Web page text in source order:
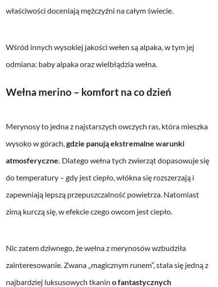
właściwości doceniają mężczyźni na całym świecie.
Wśród innych wysokiej jakości wełen są alpaka, w tym jej
odmiana: baby alpaka oraz wielbłądzia wełna.
Wełna merino – komfort na co dzień
Merynosy to jedna z najstarszych owczych ras, która mieszka
wysoko w górach,gdzie panują ekstremalne warunki
atmosferyczne. Dlatego wełna tych zwierząt dopasowuje się
do temperatury – gdy jest ciepło, włókna się rozszerzają i
zapewniają lepszą przepuszczalność powietrza. Natomiast
zimą kurczą się, w efekcie czego owcom jest ciepło.
Nic zatem dziwnego, że wełna z merynosów wzbudziła
zainteresowanie. Zwana „magicznym runem”, stała się jedną z
najbardziej luksusowych tkanin o fantastycznych